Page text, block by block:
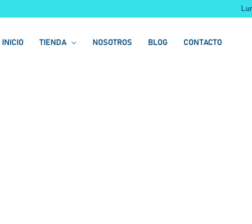
INICIO TIENDA NOSOTROS BLOG CONTACTO